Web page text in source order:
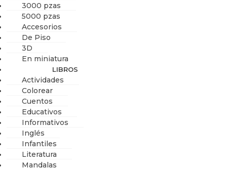
3000 pzas
5000 pzas
Accesorios
De Piso
3D
En miniatura
LIBROS
Actividades
Colorear
Cuentos
Educativos
Informativos
Inglés
Infantiles
Literatura
Mandalas